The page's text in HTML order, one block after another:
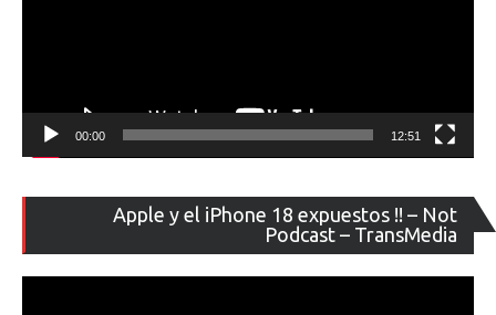
00:00 12:51
Apple y el iPhone 18 expuestos !! – Not
Podcast – TransMedia
de